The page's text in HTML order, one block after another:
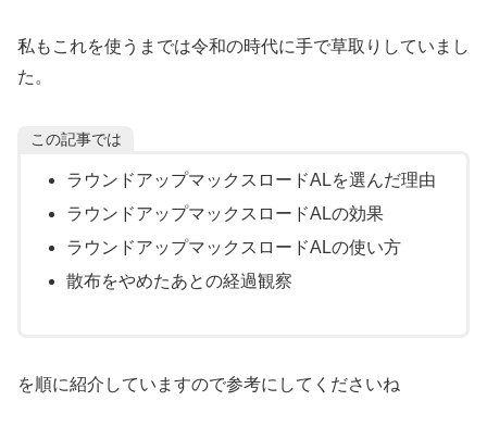
私もこれを使うまでは令和の時代に手で草取りしていまし
た。
この記事では
ラウンドアップマックスロードALを選んだ理由
ラウンドアップマックスロードALの効果
ラウンドアップマックスロードALの使い方
散布をやめたあとの経過観察
を順に紹介していますので参考にしてくださいね